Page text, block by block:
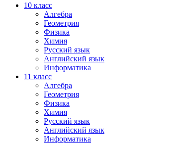
10 класс
Алгебра
Геометрия
Физика
Химия
Русский язык
Английский язык
Информатика
11 класс
Алгебра
Геометрия
Физика
Химия
Русский язык
Английский язык
Информатика